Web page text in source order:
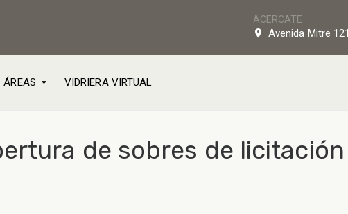
ACERCATE
Avenida Mitre
ÁREAS VIDRIERA VIRTUAL
de sobres de